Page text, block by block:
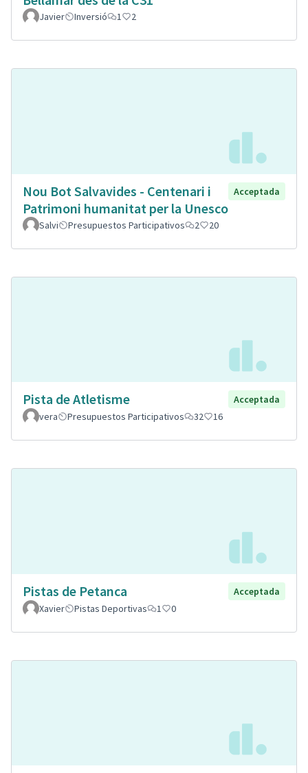
Javier Inversió 1 2
Nou Bot Salvavides - Centenari i
Patrimoni humanitat per la Unesco
Acceptada
Salvi Presupuestos Participativos 2 20
Pista de Atletisme
Acceptada
vera
Presupuestos Participativos 32 16
Pistas de Petanca
Acceptada
Xavier
Pistas Deportivas 1 0